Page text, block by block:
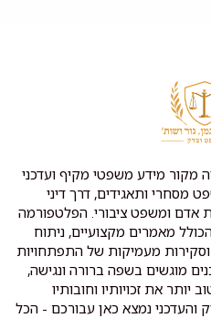
מקור מידע משפטי מקיף ועדכני
מסחרי ותאגידים, דרך דיני
אדם ומשפט ציבורי. הפלטפורמה
מאמרים מקצועיים, ניתוח
מעמיקות של התפתחויות
מוגשים בשפה ברורה ונגישה,
את זכויותיו וחובותיו
והעדכני נמצא כאן עבורכם - הכל